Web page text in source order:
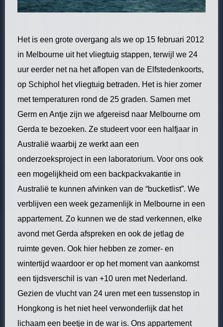
Het is een grote overgang als we op 15 februari 2012 in Melbourne uit het vliegtuig stappen, terwijl we 24 uur eerder net na het aflopen van de Elfstedenkoorts, op Schiphol het vliegtuig betraden. Het is hier zomer met temperaturen rond de 25 graden. Samen met Germ en Antje zijn we afgereisd naar Melbourne om Gerda te bezoeken. Ze studeert voor een halfjaar in Australië waarbij ze werkt aan een onderzoeksproject in een laboratorium. Voor ons ook een mogelijkheid om een backpackvakantie in Australië te kunnen afvinken van de “bucketlist”. We verblijven een week gezamenlijk in Melbourne in een appartement. Zo kunnen we de stad verkennen, elke avond met Gerda afspreken en ook de jetlag de ruimte geven. Ook hier hebben ze zomer- en wintertijd waardoor er op het moment van aankomst een tijdsverschil is van +10 uren met Nederland. Gezien de vlucht van 24 uren met een tussenstop in Hongkong is het niet heel verwonderlijk dat het lichaam een beetje in de war is. Ons appartement bevindt zich in South Yarra, dat is een yuppenwijk net onder de rivier de Yarra die dwars door Melbourne heen loopt. Het centrum van de stad bevindt zich 10 minuten reizen met het openbaar vervoer bij ons vandaan. Ook lopend is dit prima te doen langs de “riverbanks”. Het is prachtig wandelen omdat het heel groen is en je elke 100 meter een bankje en “public BBQ” tegenkomt. Op de rivier wordt geroeid en langs de rivier zijn veel hardlopers te vinden. Het centrum van Melbourne is eigenlijk maar een kleine rechthoek. Het is gelegen tussen de Yarra rivier, the Docklands en een grote toegangsweg “Victoria Street”. Verder is het omringd met parken en de nodige sportstadions zoals tennisarena’s (Rod Laver), Cricketgrounds en Footy stadions (Etihad Stadium). Het grote centrale punt in Melbourne is Federation Square. Je kunt dit vergelijken met het Damplein in Amsterdam. Het daarnaast gelegen Flinderstreetstation is een van de grote toegangswegen voor het openbaar vervoer; in Australië erg goed geregeld en redelijk goedkoop. Het centrum heeft veel winkelgelegenheden en toeristische attracties, zoals musea en authentieke gebouwen. Daarnaast zijn er ook veel economische bedrijfsgebouwen. Op de doordeweekse dagen moet Gerda werken, maar in de avonduren en het weekend krijgen we een rondleiding door deze bijzondere stad. Gerda is hier ondertussen ruim twee maanden en is al aardig ingeburgerd. Ze neemt ons mee naar het laboratorium waar ze werkt, gelegen naast het kinderziekenhuis waar ze onderzoek voor doet. Ze vertelt enthousiast over haar werkzaamheden en we maken kennis met haar leidinggevende, die vooral enthousiast is over de grote stap die Gerda en haar studiegenoot Jolanda hebben gemaakt door hier onderzoek te gaan verrichten. Na ons bezoek aan het lab hebben we een prachtige boottocht over de Yarra rivier gemaakt richting Williamstown, een punt waar grote zeeschepen liggen aangemeerd. Ook hebben we gewandeld in de vele parken in Melbourne, waaronder de Royal Botanic Gardens en de Treasury Gardens. De parken zijn zeer goed onderhouden en bevatten een veelzijdigheid aan planten en dieren. Hier valt echt op dat we aan de andere kant van de wereld zijn, zoveel kleuren en bijzondere vormen en groot. De parken zijn hier toegankelijk en schoon. Daarnaast hebben we de Shrine of Remembrance bezocht, een herdenkingsplaats voor de gevallen soldaten in de Eerste en Tweede Wereldoorlog en we zijn op de Eureka Skydeck geweest. Dit gebouw is 88 verdiepingen hoog en heeft een 360° uitzicht over Melbourne. Zo kun je de Yarra rivier zien, het Albert Park F1 circuit, het op 25 km verder gelegen Melbourne Airport en de vele stadions en parken. Melbourne is een grote stad met meer dan vier miljoen inwoners, waar het centrum klein is, reiken de buitenwijken enorm ver. Zo groot dat de provincie Fryslân er met al zijn water in past. De mensen zijn gastvrij en relaxed, en maken gemakkelijk een praatje met je. Ze vinden het leuk te horen wat je van het land en de stad vindt en zijn geïnteresseerd in Nederland en hoe het daar wonen is; al spreken zij meer over Europa als land dan Nederland. Vaak geven ze je tips over bezienswaardigheden, zoals St. Kilda Beach; een zuidelijke wijk van Melbourne waar de stranden te vinden zijn. Een ware attractie hier zijn de pinguïns. Deze nestelen zich tussen de rotsblokken op één enkele pier aan dit strand. Een bijzonder gezicht pinguïns te zien bij 25° op een strand in Australië! Na een week in Melbourne splitsen onze wegen zich. Ter afsluiting dineren we gezamenlijk aan de Southbank van de Yarra rivier en nemen afscheid van elkaar. Germ en Antje vliegen naar Sydney en vertrekken van daaruit per bus met een reisgezelschap naar Cairns. In Cairns nemen zij een vlucht naar Alice Springs in de woestijn en zullen ze als laatste het noordelijke gebied rond Darwin aandoen. Onze vlucht gaat direct richting Cairns, vanaf dat punt hebben wij het doel in vier weken met een campervan de oostkust te volgen om uiteindelijk weer in Melbourne uit te komen. Cairns & The Great Barrier Reef Na een slopende vlucht komen we in Cairns aan. Eenmaal uitgestapt kun je het klimaat vergelijken met het betreden van de vlindertuin in Emmen; warm en klam. Na de inspectie van de staat van ons vervoermiddel vertrekken wij gewapend met wegenkaart, een boek met campings en natuurlijk een onuitputtelijke bron van enthousiasme (de weg op). Dat is direct wel even wennen, de bestuurder zit rechts in de auto en rijdt aan de linker kant van de weg. Bij rotondes en afslagen is het dan wel even opletten, is het nu de korte of lange bocht, moet ik linksom of rechtsom en niet te vergeten (of juist wel) de verwisselde hendels voor het aangeven van richting en de ruitenwisser. Regelmatig sla ik linksaf met de ruitenwissers aan. Gelukkig went het snel en we gaan op weg richting het noorden. Hier bevinden zich veel tropische wouden en ongerepte natuur. Na een overnachting in Mossman rijden we de Daintree river over naar Cape Tribulation. Dat betekent “Kaap Tegenspoed”, de plek waar voor kapitein James Cook de problemen ooit begonnen. De plek doet zijn naam geen eer aan, want dit is verreweg het mooiste en meest paradijselijke plekje dat we beide ooit hebben gezien. Het ligt tussen het regenwoud en de zee in. Op de bijna privé camping waar we verblijven is het 50 meter lopen naar de zee en 200 m naar de “bush”. Dit is de plek waar het regenwoud en het Rif bijelkaar komen. We rijden tot het punt waar enkel vierwiel aangedreven voertuigen verder mogen. We maken een wandeling en zien grote vlinders en vogels. In de zee zwemmen is hier geen optie, want zijn het niet de giftige kwallen die het je onmogelijk maken, dan zijn het wel de krokodillen die hier zwemmen. Een dag later bezoeken we op onze terugweg naar Cairns de Daintree river Cruise, een privé vaartochtje over de rivier waarbij we krokodillen van 2 weken oud, groene boomkikkers en grote krokodillen spotten. Cairns staat bekend om het tropische klimaat en de mogelijkheden tot duiken en het bezoeken van The Great Barrier Reef, een immens groot beschermd koraalrif gelegen langs een groot gedeelte van de oostkust. We boeken een duiktrip van een dag, waarbij we ruim 40 km uit de kust met perslucht tot 10 meter onder water gaan. Zoals verwacht is de kleurrijke wereld van vissen en koraal prachtig. We maken twee keer een duik, de eerste is hand in hand met de instructeur, bij de tweede mogen de handen los. Een geweldige ervaring! Via de Bruce Highway rijden we zuidelijk en komen uit in Mission Beach. In Cape Tribulation hebben mensen ons aangeraden dit plekje te bezoeken. Hier hebben we de mogelijkheid de Cassowary te spotten. In Cape Trib stonden borden langs de weg met “beware of Cassowary”. Afgebeeld op het bord staat een loopvogel, in onze beleving zoiets als een pauw. Later kwamen we erachter dat dit een twee meter grote struisvogelachtige vogel is. Na aanwijzingen van de plaatselijke bevolking hebben we een wandeling gemaakt op Bicton Hill. We komen een leguaan van 50 cm tegen en spinnen zo groot als je hand. Na 2 km lopen dreigt er onweer en we versnellen de pas. Plots staan we stil, want er beweegt iets in de bosjes. We staan oog in oog met een Cassowary van ongeveer 1.60 m. Een Cassowary is vergelijkbaar met een struisvogel; hij is zwart met een fel blauwe kop en daarbovenop een hoorn. Deze hoorn is z’n wapen en kan een mens flink verwonden. Het was een spannende wandeling! Het mooie aan reizen met een campervan is dat je dagelijks maar aan drie dingen hoeft te denken. Ten eerste waar overnachten we, ten tweede wat eten we en als laatste wat gaan we vandaag voor leuks doen. Een relaxte manier van leven met weinig druk. Tijdens onze trip verblijven we op twee soorten campings; betaalde campings en vrije/gratis campings. Australië is goed uitgerust met beide soorten, er zijn veel stoppunten onderweg waar je gratis mag staan met water- en toiletvoorziening en soms een douchemogelijkheid. Overal in parken en langs rivieren zijn public BBQ’s, een elektronische unit met een bakplaat bovenop. Na het bakken is deze makkelijk met water af te spoelen en hij gaat na 15 minuten automatisch weer uit. Ze worden veel gebruikt en nagenoeg iedereen laat deze ook weer schoon achter. Hier hebben we de nodige hamburgers, groenten en aardappeltjes op gebakken. Na Mission Beach is een volgend hoogtepunt Airlie Beach. Airlie Beach staat bekend als de plaats voor backpackers. Een verzamelpunt met veel kroegjes en goedkope hostels, ook bekend van de Whitsunday eilandengroep. Vanuit Airlie Beach hebben wij een driedaagse zeiltrip gemaakt. Het schip is gemaakt voor 20 personen en 5 man begeleiding, wij varen met 5 personen en 2 man begeleiding. De schipper is tevens de kok en dat is belangrijk, want is het eten goed dan is de sfeer ook goed. De wind valt tegen maar varen door deze natuur is prachtig. We maken wederom een duik tot 14 meter en snorkelen de rest van de middag. Bij Hayman Island gaan we voor anker om de nacht door te brengen. De restjes van het